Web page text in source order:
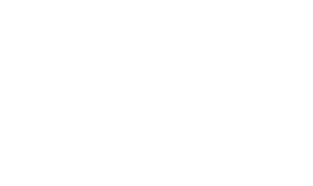
Pietroburgo passando per Tallin e Stoccolma. Molte
notti davvero indimenticabile: salpare da Copenaghen è